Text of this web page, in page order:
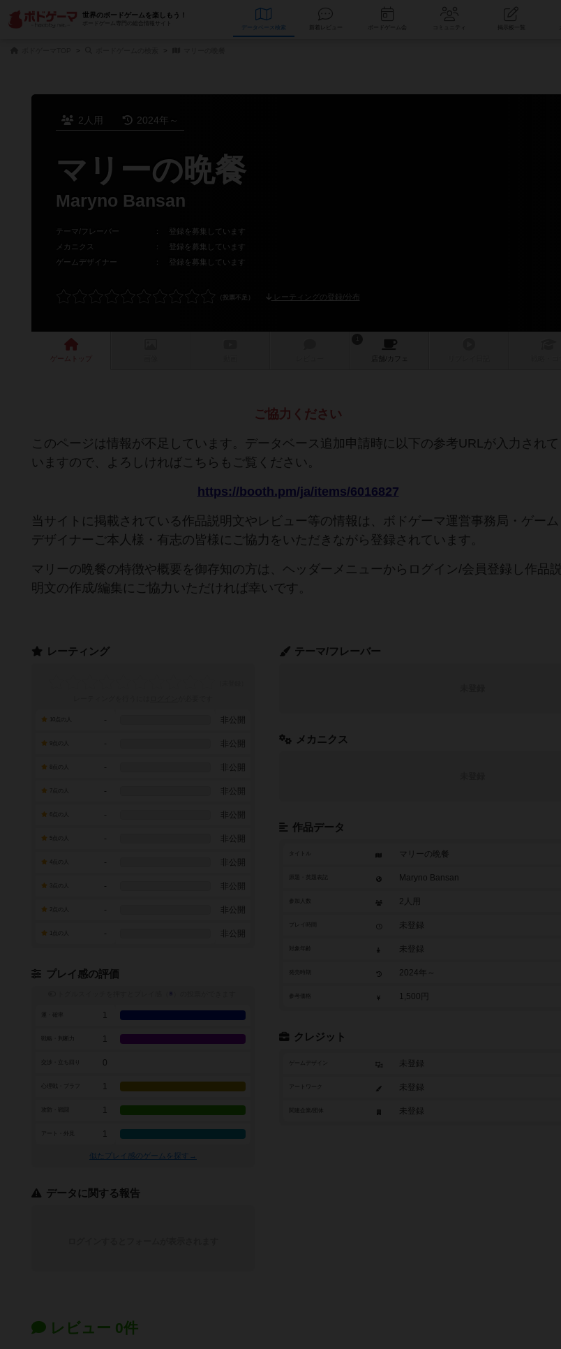
世界のボードゲームを楽しもう！
ボードゲーム専門の総合情報サイト
データベース コミュニティ
2人用 2024年～
マリーの晩餐
Maryno Bansan
テーマ/フレーバー ：
登録を募集しています
メカニクス
：
登録を募集しています
ゲームデザイナー
： 登録を募集しています
レーティングの登録/分布
ゲーム 店舗/ カフェ
ご協力ください
このページは情報が不足しています。データベース追加申請時に以下の参考URLが入力されて
いますので、よろしければこちらもご覧ください。
https://booth.pm/ja/items/6016827
当サイトに掲載されている作品説明文やレビュー等の情報は、ボドゲーマ運営事務局・ゲーム
デザイナーご本人様・有志の皆様にご協力をいただきながら登録されています。
マリーの晩餐の特徴や概要を御存知の方は、ヘッダーメニューからログイン/会員登録し作品説
明文の作成/編集にご協力いただければ幸いです。
テーマ/フレーバー
メカニクス
作品データ
タイトル マリーの晩餐
Maryno Bansan
参加人数 2人用
未登録
未登録
2024年～
参考価格 1,500円
クレジット
ゲームデザイン 未登録
アートワーク 未登録
未登録
レーティング
- 非公開
- 非公開
- 非公開
7点の人 - 非公開
- 非公開
- 非公開
- 非公開
- 非公開
- 非公開
- 非公開
プレイ感の評価
※
1
戦略・判断力 1
0
1
1
アート・外見 1
似たプレイ感のゲームを探す→
データに関する報告
レビュー 0件